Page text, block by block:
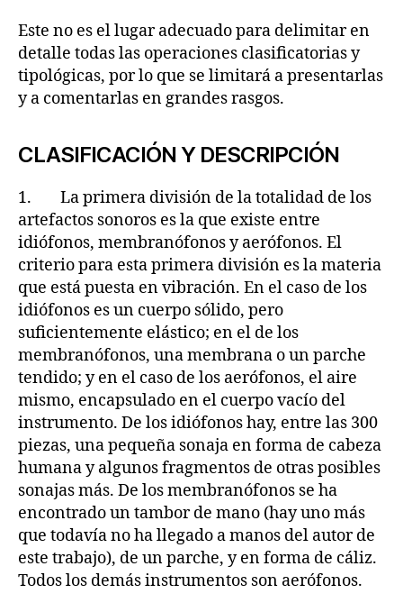
Este no es el lugar adecuado para delimitar en
detalle todas las operaciones clasificatorias y
tipológicas, por lo que se limitará a presentarlas
y a comentarlas en grandes rasgos.
CLASIFICACIÓN Y DESCRIPCIÓN
1. La primera división de la totalidad de los
artefactos sonoros es la que existe entre
idiófonos, membranófonos y aerófonos. El
criterio para esta primera división es la materia
que está puesta en vibración. En el caso de los
idiófonos es un cuerpo sólido, pero
suficientemente elástico; en el de los
membranófonos, una membrana o un parche
tendido; y en el caso de los aerófonos, el aire
mismo, encapsulado en el cuerpo vacío del
instrumento. De los idiófonos hay, entre las 300
piezas, una pequeña sonaja en forma de cabeza
humana y algunos fragmentos de otras posibles
sonajas más. De los membranófonos se ha
encontrado un tambor de mano (hay uno más
que todavía no ha llegado a manos del autor de
este trabajo), de un parche, y en forma de cáliz.
Todos los demás instrumentos son aerófonos.